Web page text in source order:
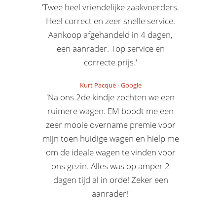
'Twee heel vriendelijke zaakvoerders.
Heel correct en zeer snelle service.
Aankoop afgehandeld in 4 dagen,
een aanrader. Top service en
correcte prijs.'
Kurt Pacque-Google
'Na ons 2de kindje zochten we een
ruimere wagen. EM boodt me een
zeer mooie overname premie voor
mijn toen huidige wagen en hielp me
om de ideale wagen te vinden voor
ons gezin. Alles was op amper 2
dagen tijd al in orde! Zeker een
aanrader!'